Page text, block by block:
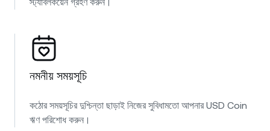
নমনীয় সময়সূচি
কঠোর সময়সূচির দুশ্চিন্তা ছাড়াই নিজের সুবিধামতো আপনার USD Coin
ঋণ পরিশোধ করুন।